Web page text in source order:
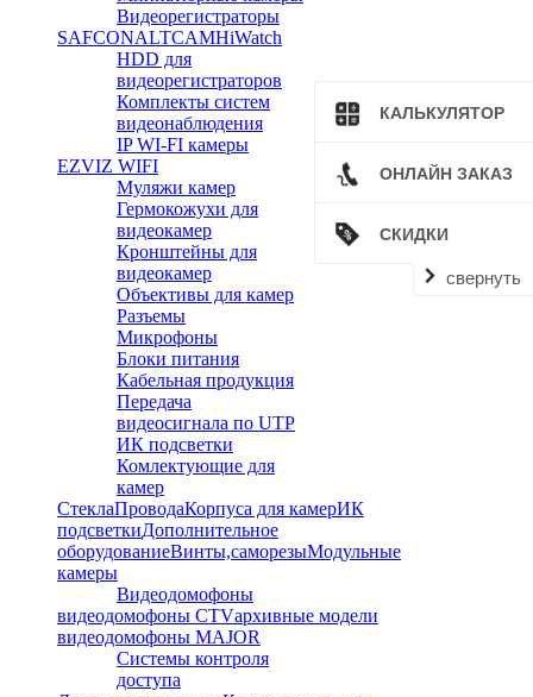
КАЛЬКУЛЯТОР
ОНЛАЙН ЗАКАЗ
СКИДКИ
свернуть
Видеорегистраторы
SAFCONALTCAMHiWatch
HDD для
видеорегистраторов
Комплекты систем
видеонаблюдения
IP WI-FI камеры
EZVIZ WIFI
Муляжи камер
Гермокожухи для
видеокамер
Кронштейны для
видеокамер
Объективы для камер
Разъемы
Микрофоны
Блоки питания
Кабельная продукция
Передача
видеосигнала по UTP
ИК подсветки
Комлектующие для
камер
СтеклаПроводаКорпуса для камерИК
подсветкиДополнительное
оборудованиеВинты,саморезыМодульные
камеры
Видеодомофоны
видеодомофоны CTVархивные модели
видеодомофоны MAJOR
Системы контроля
доступа